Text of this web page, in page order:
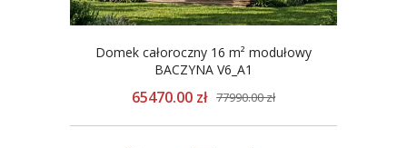
Domek całoroczny 16 m² modułowy
BACZYNA V6_A1
65470.00 zł 77990.00 zł